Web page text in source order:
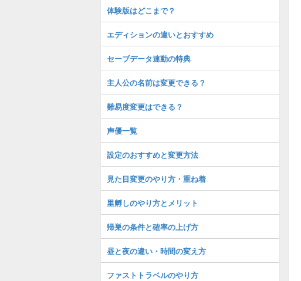
体験版はどこまで？
エディションの違いとおすすめ
セーブデータ連動の特典
主人公の名前は変更できる？
難易度変更はできる？
声優一覧
設定のおすすめと変更方法
見た目変更のやり方・重ね着
里孵しのやり方とメリット
帰巣の条件と確率の上げ方
昼と夜の違い・時間の変え方
ファストトラベルのやり方